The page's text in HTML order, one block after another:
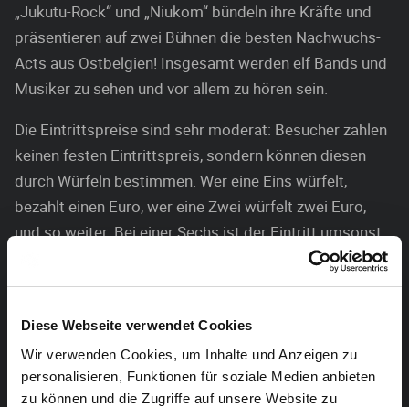
Diese Webseite verwendet Cookies
Wir verwenden Cookies, um Inhalte und Anzeigen zu
personalisieren, Funktionen für soziale Medien anbieten
zu können und die Zugriffe auf unsere Website zu
„Jukutu-Rock“ und „Niukom“ bündeln ihre Kräfte und
präsentieren auf zwei Bühnen die besten Nachwuchs-
Acts aus Ostbelgien! Insgesamt werden elf Bands und
Musiker zu sehen und vor allem zu hören sein.
Die Eintrittspreise sind sehr moderat: Besucher zahlen
keinen festen Eintrittspreis, sondern können diesen
durch Würfeln bestimmen. Wer eine Eins würfelt,
bezahlt einen Euro, wer eine Zwei würfelt zwei Euro,
und so weiter. Bei einer Sechs ist der Eintritt umsonst.